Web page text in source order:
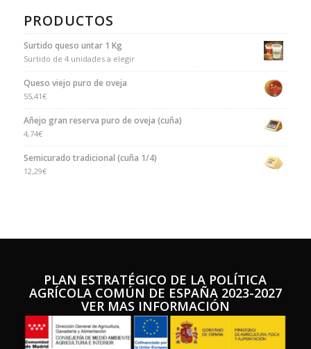
PRODUCTOS
Surtido queso untar 1 Kg
Surtido de 4 unidades a elegir
Queso viejo puro de oveja
55,41€
Añejo gran reserva puro de oveja (cuña)
4,74€
Semicurado tradicional (cuña 1/4)
12,29€
PLAN ESTRATÉGICO DE LA POLÍTICA
AGRÍCOLA COMÚN DE ESPAÑA 2023-2027
VER MAS INFORMACIÓN